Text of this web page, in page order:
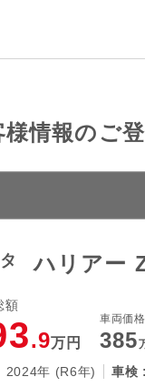
情報のご
ハリアー
額
.9万円
車両価格
385
2024年 (R6年) 車検 :